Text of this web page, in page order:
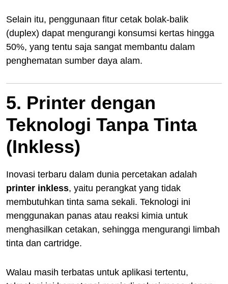
Selain itu, penggunaan fitur cetak bolak-balik
(duplex) dapat mengurangi konsumsi kertas hingga
50%, yang tentu saja sangat membantu dalam
penghematan sumber daya alam.
5. Printer dengan
Teknologi Tanpa Tinta
(Inkless)
Inovasi terbaru dalam dunia percetakan adalah
printer inkless, yaitu perangkat yang tidak
membutuhkan tinta sama sekali. Teknologi ini
menggunakan panas atau reaksi kimia untuk
menghasilkan cetakan, sehingga mengurangi limbah
tinta dan cartridge.
Walau masih terbatas untuk aplikasi tertentu,